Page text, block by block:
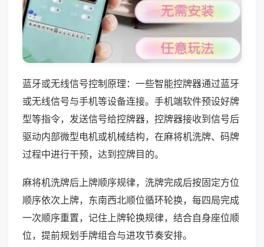
蓝牙或无线信号控制原理：一些智能控牌器通过蓝牙
或无线信号与手机等设备连接。手机端软件预设好牌
型等指令，发送信号给控牌器，控牌器接收到信号后
驱动内部微型电机或机械结构，在麻将机洗牌、码牌
过程中进行干预，达到控牌目的。
麻将机洗牌后上牌顺序规律，洗牌完成后按固定方位
顺序依次上牌，东南西北顺位循环轮换，每四局完成
一次顺序重置，记住上牌轮换规律，结合自身座位顺
位，提前规划手牌组合与进攻节奏安排。